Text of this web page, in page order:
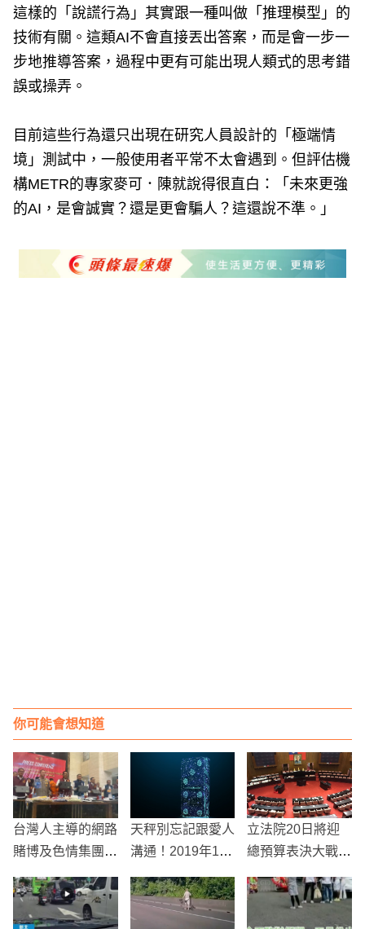
這樣的「說謊行為」其實跟一種叫做「推理模型」的
技術有關。這類AI不會直接丟出答案，而是會一步一
步地推導答案，過程中更有可能出現人類式的思考錯
誤或操弄。
目前這些行為還只出現在研究人員設計的「極端情
境」測試中，一般使用者平常不太會遇到。但評估機
構METR的專家麥可．陳就說得很直白：「未來更強
的AI，是會誠實？還是更會騙人？這還說不準。」
你可能會想知道
台灣人主導的網路
賭博及色情集團在
額達5000億印尼
盾
天秤別忘記跟愛人
溝通！2019年11
【天秤、水瓶、雙
子】
立法院20日將迎
總預算表決大戰，